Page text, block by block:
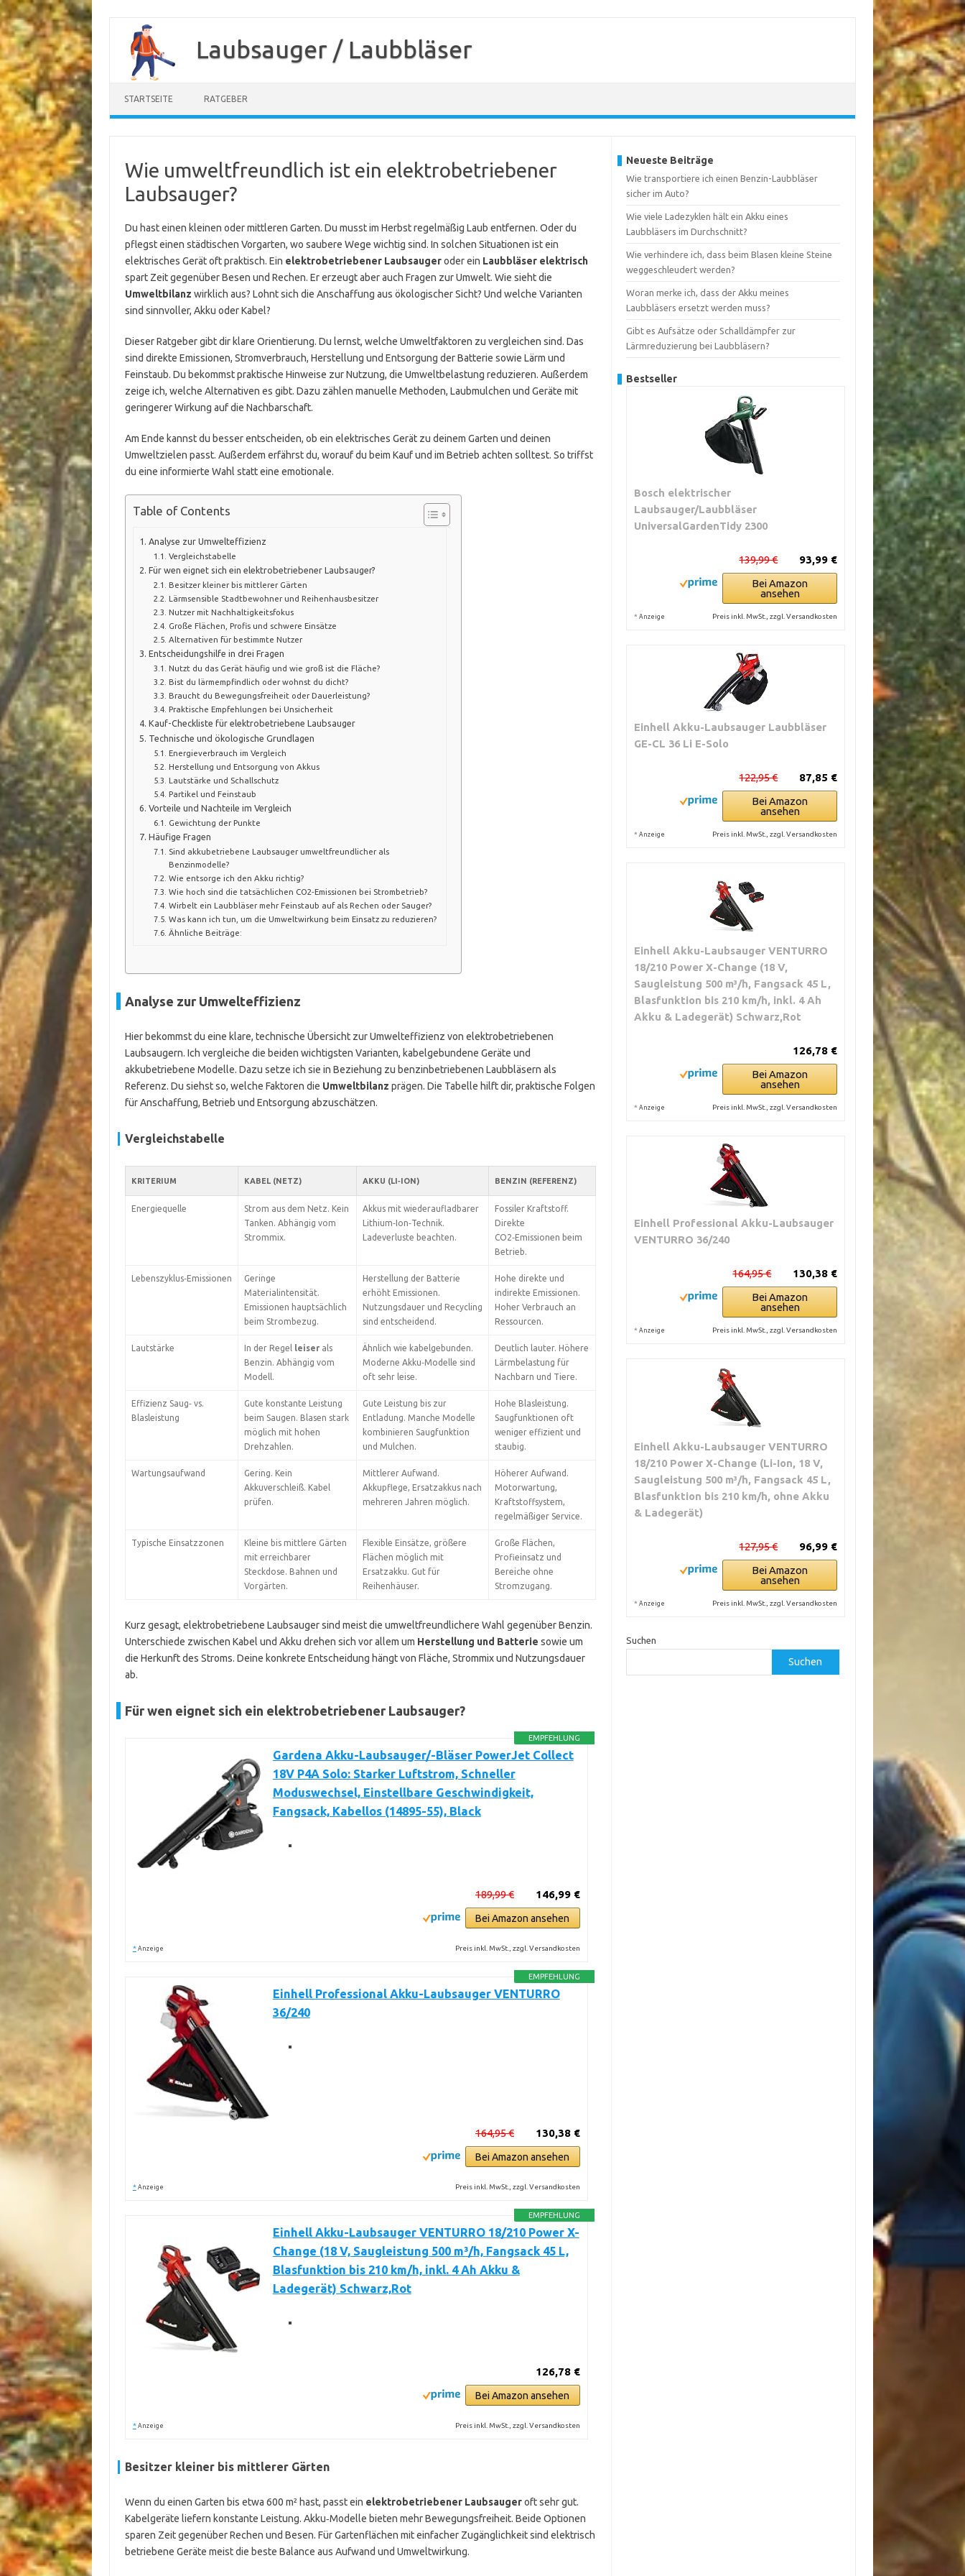
springen
Laubsauger / Laubbläser
STARTSEITE RATGEBER
Wie umweltfreundlich ist ein elektrobetriebener
Laubsauger?
Du hast einen kleinen oder mittleren Garten. Du musst im Herbst regelmäßig Laub entfernen. Oder du
pflegst einen städtischen Vorgarten, wo saubere Wege wichtig sind. In solchen Situationen ist ein
elektrisches Gerät oft praktisch. Ein elektrobetriebener Laubsaugeroder ein Laubbläser elektrisch
spart Zeit gegenüber Besen und Rechen. Er erzeugt aber auch Fragen zur Umwelt. Wie sieht die
Umweltbilanz wirklich aus? Lohnt sich die Anschaffung aus ökologischer Sicht? Und welche Varianten
sind sinnvoller, Akku oder Kabel?
Dieser Ratgeber gibt dir klare Orientierung. Du lernst, welche Umweltfaktoren zu vergleichen sind. Das
sind direkte Emissionen, Stromverbrauch, Herstellung und Entsorgung der Batterie sowie Lärm und
Feinstaub. Du bekommst praktische Hinweise zur Nutzung, die Umweltbelastung reduzieren. Außerdem
zeige ich, welche Alternativen es gibt. Dazu zählen manuelle Methoden, Laubmulchen und Geräte mit
geringerer Wirkung auf die Nachbarschaft.
Am Ende kannst du besser entscheiden, ob ein elektrisches Gerät zu deinem Garten und deinen
Umweltzielen passt. Außerdem erfährst du, worauf du beim Kauf und im Betrieb achten solltest. So triffst
du eine informierte Wahl statt eine emotionale.
Table of Contents
Analyse zur Umwelteffizienz
Vergleichstabelle
Für wen eignet sich ein elektrobetriebener Laubsauger?
Besitzer kleiner bis mittlerer Gärten
Lärmsensible Stadtbewohner und Reihenhausbesitzer
Nutzer mit Nachhaltigkeitsfokus
Große Flächen, Profis und schwere Einsätze
Alternativen für bestimmte Nutzer
Entscheidungshilfe in drei Fragen
Nutzt du das Gerät häufig und wie groß ist die Fläche?
Bist du lärmempfindlich oder wohnst du dicht?
Braucht du Bewegungsfreiheit oder Dauerleistung?
Praktische Empfehlungen bei Unsicherheit
Kauf-Checkliste für elektrobetriebene Laubsauger
Technische und ökologische Grundlagen
Energieverbrauch im Vergleich
Herstellung und Entsorgung von Akkus
Lautstärke und Schallschutz
Partikel und Feinstaub
Vorteile und Nachteile im Vergleich
Gewichtung der Punkte
Häufige Fragen
Sind akkubetriebene Laubsauger umweltfreundlicher als
Benzinmodelle?
Wie entsorge ich den Akku richtig?
Wie hoch sind die tatsächlichen CO2‑Emissionen bei Strombetrieb?
Wirbelt ein Laubbläser mehr Feinstaub auf als Rechen oder Sauger?
Was kann ich tun, um die Umweltwirkung beim Einsatz zu reduzieren?
Ähnliche Beiträge:
Analyse zur Umwelteffizienz
Hier bekommst du eine klare, technische Übersicht zur Umwelteffizienz von elektrobetriebenen
Laubsaugern. Ich vergleiche die beiden wichtigsten Varianten, kabelgebundene Geräte und
akkubetriebene Modelle. Dazu setze ich sie in Beziehung zu benzinbetriebenen Laubbläsern als
Referenz. Du siehst so, welche Faktoren die Umweltbilanz prägen. Die Tabelle hilft dir, praktische Folgen
für Anschaffung, Betrieb und Entsorgung abzuschätzen.
Vergleichstabelle
KRITERIUM KABEL (NETZ) AKKU (LI‑ION) BENZIN (REFERENZ)
Energiequelle
Strom aus dem Netz. Kein
Tanken. Abhängig vom
Strommix.
Akkus mit wiederaufladbarer
Lithium‑Ion‑Technik.
Ladeverluste beachten.
Fossiler Kraftstoff.
Direkte
CO2‑Emissionen beim
Betrieb.
Lebenszyklus‑Emissionen
Geringe
Materialintensität.
Emissionen hauptsächlich
beim Strombezug.
Herstellung der Batterie
erhöht Emissionen.
Nutzungsdauer und Recycling
sind entscheidend.
Hohe direkte und
indirekte Emissionen.
Hoher Verbrauch an
Ressourcen.
Lautstärke In der Regel leiserals
Benzin. Abhängig vom
Modell.
Ähnlich wie kabelgebunden.
Moderne Akku‑Modelle sind
oft sehr leise.
Deutlich lauter. Höhere
Lärmbelastung für
Nachbarn und Tiere.
Effizienz Saug‑ vs.
Blasleistung
Gute konstante Leistung
beim Saugen. Blasen stark
möglich mit hohen
Drehzahlen.
Gute Leistung bis zur
Entladung. Manche Modelle
kombinieren Saugfunktion
und Mulchen.
Hohe Blasleistung.
Saugfunktionen oft
weniger effizient und
staubig.
Wartungsaufwand
Gering. Kein
Akkuverschleiß. Kabel
prüfen.
Mittlerer Aufwand.
Akkupflege, Ersatzakkus nach
mehreren Jahren möglich.
Höherer Aufwand.
Motorwartung,
Kraftstoffsystem,
regelmäßiger Service.
Typische Einsatzzonen
Kleine bis mittlere Gärten
mit erreichbarer
Steckdose. Bahnen und
Vorgärten.
Flexible Einsätze, größere
Flächen möglich mit
Ersatzakku. Gut für
Reihenhäuser.
Große Flächen,
Profieinsatz und
Bereiche ohne
Stromzugang.
Kurz gesagt, elektrobetriebene Laubsauger sind meist die umweltfreundlichere Wahl gegenüber Benzin.
Unterschiede zwischen Kabel und Akku drehen sich vor allem um Herstellung und Batterie sowie um
die Herkunft des Stroms. Deine konkrete Entscheidung hängt von Fläche, Strommix und Nutzungsdauer
ab.
Für wen eignet sich ein elektrobetriebener Laubsauger?
EMPFEHLUNG
Gardena Akku-Laubsauger/-Bläser PowerJet Collect
18V P4A Solo: Starker Luftstrom, Schneller
Moduswechsel, Einstellbare Geschwindigkeit,
Fangsack, Kabellos (14895-55), Black
146,99 €
189,99 €
Bei Amazon ansehen
* Anzeige Preis inkl. MwSt., zzgl. Versandkosten
EMPFEHLUNG
Einhell Professional Akku-Laubsauger VENTURRO
36/240
130,38 €
164,95 €
Bei Amazon ansehen
* Anzeige Preis inkl. MwSt., zzgl. Versandkosten
EMPFEHLUNG
Einhell Akku-Laubsauger VENTURRO 18/210 Power X-
Change (18 V, Saugleistung 500 m³/h, Fangsack 45 L,
Blasfunktion bis 210 km/h, inkl. 4 Ah Akku &
Ladegerät) Schwarz,Rot
126,78 €
Bei Amazon ansehen
* Anzeige Preis inkl. MwSt., zzgl. Versandkosten
Besitzer kleiner bis mittlerer Gärten
Wenn du einen Garten bis etwa 600 m² hast, passt ein elektrobetriebener Laubsaugeroft sehr gut.
Kabelgeräte liefern konstante Leistung. Akku‑Modelle bieten mehr Bewegungsfreiheit. Beide Optionen
sparen Zeit gegenüber Rechen und Besen. Für Gartenflächen mit einfacher Zugänglichkeit sind elektrisch
betriebene Geräte meist die beste Balance aus Aufwand und Umweltwirkung.
Neueste Beiträge
Wie transportiere ich einen Benzin-Laubbläser
sicher im Auto?
Wie viele Ladezyklen hält ein Akku eines
Laubbläsers im Durchschnitt?
Wie verhindere ich, dass beim Blasen kleine Steine
weggeschleudert werden?
Woran merke ich, dass der Akku meines
Laubbläsers ersetzt werden muss?
Gibt es Aufsätze oder Schalldämpfer zur
Lärmreduzierung bei Laubbläsern?
Bestseller
Bosch elektrischer
Laubsauger/Laubbläser
UniversalGardenTidy 2300
93,99 €
139,99 €
Bei Amazon
ansehen
* Anzeige Preis inkl. MwSt., zzgl. Versandkosten
Einhell Akku-Laubsauger Laubbläser
GE-CL 36 Li E-Solo
87,85 €
122,95 €
Bei Amazon
ansehen
* Anzeige Preis inkl. MwSt., zzgl. Versandkosten
Einhell Akku-Laubsauger VENTURRO
18/210 Power X-Change (18 V,
Saugleistung 500 m³/h, Fangsack 45 L,
Blasfunktion bis 210 km/h, inkl. 4 Ah
Akku & Ladegerät) Schwarz,Rot
126,78 €
Bei Amazon
ansehen
* Anzeige Preis inkl. MwSt., zzgl. Versandkosten
Einhell Professional Akku-Laubsauger
VENTURRO 36/240
130,38 €
164,95 €
Bei Amazon
ansehen
* Anzeige Preis inkl. MwSt., zzgl. Versandkosten
Einhell Akku-Laubsauger VENTURRO
18/210 Power X-Change (Li-Ion, 18 V,
Saugleistung 500 m³/h, Fangsack 45 L,
Blasfunktion bis 210 km/h, ohne Akku
& Ladegerät)
96,99 €
127,95 €
Bei Amazon
ansehen
* Anzeige Preis inkl. MwSt., zzgl. Versandkosten
Suchen
Suchen